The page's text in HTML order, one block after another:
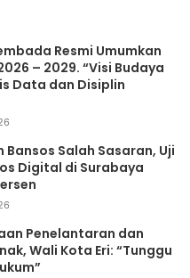
Resmi Umumkan
– 2029. “Visi Budaya
Data dan Disiplin
Bansos Salah Sasaran, Uji
Digital di Surabaya
Penelantaran dan
Wali Kota Eri: “Tunggu